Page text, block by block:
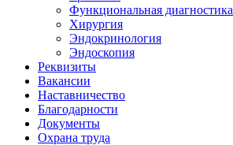
Функциональная диагностика
Хирургия
Эндокринология
Эндоскопия
Реквизиты
Вакансии
Наставничество
Благодарности
Документы
Охрана труда